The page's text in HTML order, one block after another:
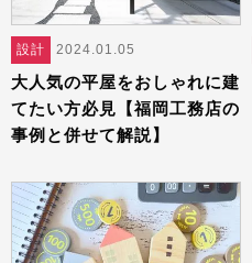
設計 2024.01.05
大人気の平屋をおしゃれに建
てたい方必見【福岡工務店の
事例と併せて解説】